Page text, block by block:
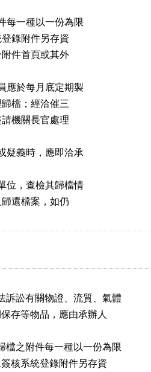
每一種以一份為限
登錄附件另存資
附件首頁或其外
應於每月底定期製
歸檔；經洽催三
請機關長官處理
疑義時，應即洽承
位，查檢其歸檔情
歸還檔案，如仍
訴訟有關物證、流質、氣體
保存等物品，應由承辦人
檔之附件每一種以一份為限
簽核系統登錄附件另存資